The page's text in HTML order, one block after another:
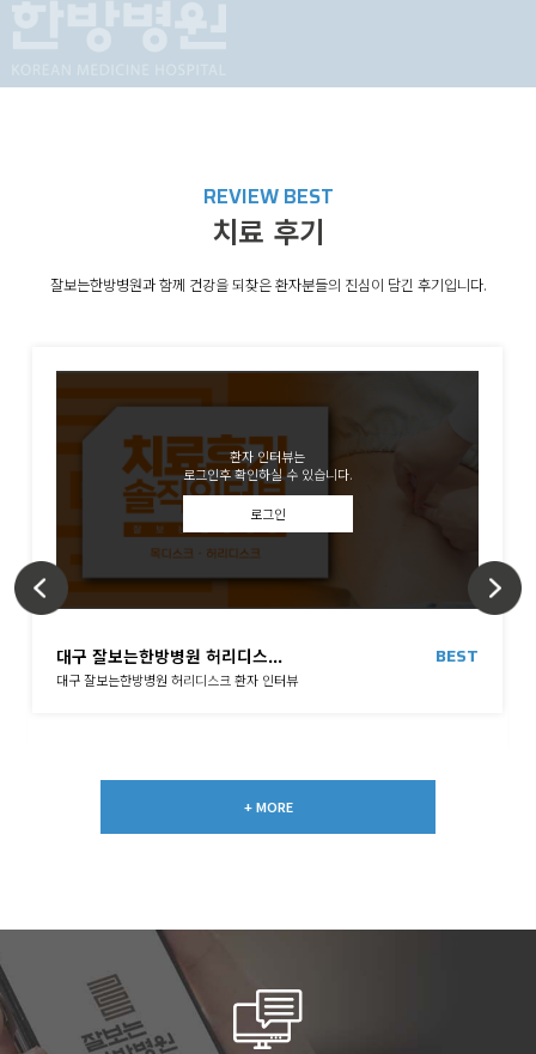
REVIEW BEST
치료 후기
잘보는한방병원과 함께 건강을 되찾은 환자분들의 진심이 담긴 후기입니다.
환자 인터뷰는
로그인후 확인하실 수 있습니다.
로그인
대구 잘보는한방병원 허리디스... BEST
대구 잘보는한방병원 허리디스크 환자 인터뷰
+ MORE